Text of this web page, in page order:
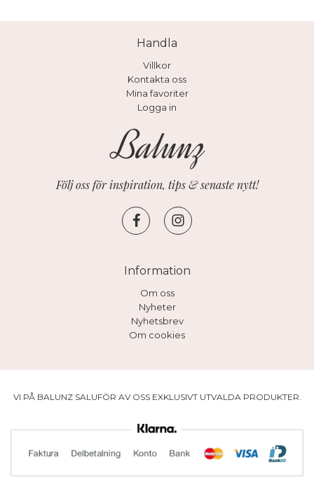
Handla
Villkor
Kontakta oss
Mina favoriter
Logga in
Följ oss för inspiration, tips & senaste nytt!
Information
Om oss
Nyheter
Nyhetsbrev
Om cookies
VI PÅ BALUNZ SALUFÖR AV OSS EXKLUSIVT UTVALDA PRODUKTER.